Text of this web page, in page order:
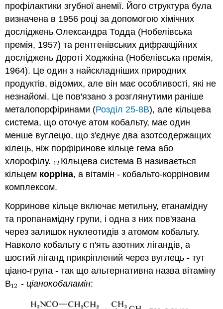
профілактики згубної анемії. Його структура була
визначена в 1956 році за допомогою хімічних
досліджень Олександра Тодда (Нобелівська
премія, 1957) та рентгенівських дифракційних
досліджень Дороті Ходжкіна (Нобелівська премія,
1964). Це один з найскладніших природних
продуктів, відомих, але він має особливості, які не
незнайомі. Це пов'язано з розглянутими раніше
металопорфіринами (Розділ 25-8B), але кільцева
система, що оточує атом кобальту, має один
менше вуглецю, що з'єднує два азотсодержащих
кілець, ніж порфіринове кільце гема або
хлорофілу. 12
12Кільцева система В називається
кільцем корріна, а вітамін - кобальто-корріновим
комплексом.
Корринове кільце включає метильну, етанамідну
та пропанамідну групи, і одна з них пов'язана
через залишок нуклеотидів з атомом кобальту.
Навколо кобальту є п'ять азотних лігандів, а
шостий ліганд прикріплений через вуглець - тут
ціано-група - так що альтернативна назва вітаміну
В12
12- ціанокобаламін: